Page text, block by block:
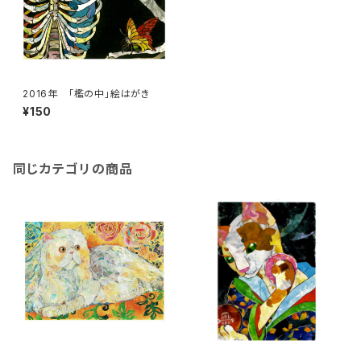
2016年 「檻の中」絵はがき
¥150
同じカテゴリの商品